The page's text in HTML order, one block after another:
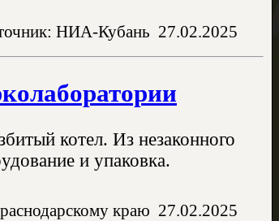
НИА-Кубань 27.02.2025
котел. Из незаконного
и упаковка.
краю 27.02.2025